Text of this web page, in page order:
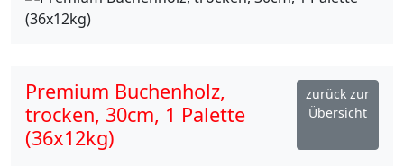
Premium Buchenholz,
trocken, 30cm, 1 Palette
(36x12kg)
zurück zur
Übersicht